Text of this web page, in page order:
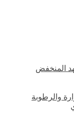
المنخفض
والرطوبة